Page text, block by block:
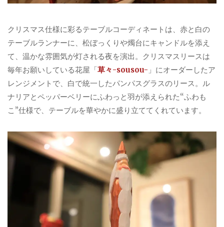
クリスマス仕様に彩るテーブルコーディネートは、赤と白の
テーブルランナーに、松ぼっくりや燭台にキャンドルを添え
て、温かな雰囲気が灯される夜を演出。クリスマスリースは
毎年お願いしている花屋「草々-sousou- 」にオーダーしたア
レンジメントで、白で統一したパンパスグラスのリース。ル
ナリアとペッパーベリーにふわっと羽が添えられた“ふわも
こ”仕様で、テーブルを華やかに盛り立ててくれています。